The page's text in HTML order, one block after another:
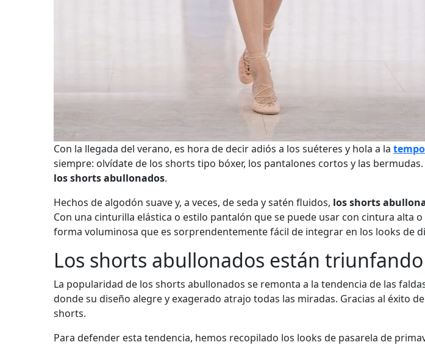
Con la llegada del verano, es hora de decir adiós a los suéteres y hola a la
siempre: olvídate de los shorts tipo bóxer, los pantalones cortos y las
los shorts abullonados.
Hechos de algodón suave y, a veces, de seda y satén fluidos, los shorts
Con una cinturilla elástica o estilo pantalón que se puede usar con cintura
forma voluminosa que es sorprendentemente fácil de integrar en los looks de
Los shorts abullonados están triunfando
La popularidad de los shorts abullonados se remonta a la tendencia de las
donde su diseño alegre y exagerado atrajo todas las miradas. Gracias al éxito
shorts.
Para defender esta tendencia, hemos recopilado los looks de pasarela de